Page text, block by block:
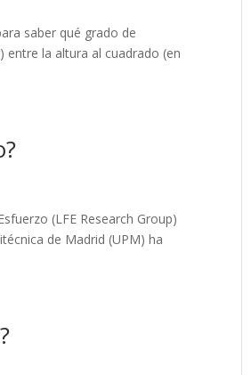
saber qué grado de
entre la altura al cuadrado (en
(LFE Research Group)
de Madrid (UPM) ha